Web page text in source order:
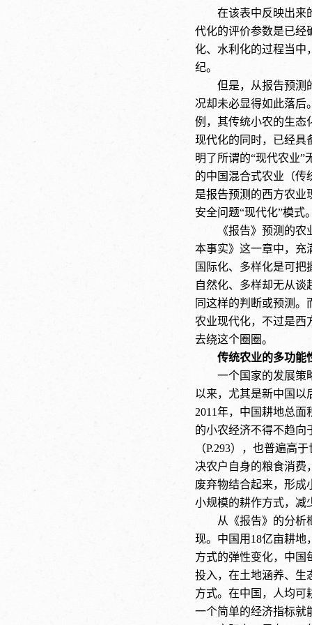
在该表中反映出来
代化的评价参数是已经
化、水利化的过程当中
纪。
但是，从报告预测
况却未必显得如此落后
例，其传统小农的生态
现代化的同时，已经具
明了所谓的“现代农业”
的中国混合式农业（传
是报告预测的西方农业
安全问题“现代化”模
《报告》预测的
本事实》这一章中，充
国际化、多样化是可
自然化、多样却无从
同这样的判断或预测
农业现代化，不过是西
去绕这个圈圈。
传统农业的多功能
一个国家的发展策
以来，尤其是新中国以
2011年，中国耕地总面
的小农经济不得不趋向
（P.293），也普遍高
决农户自身的粮食消费
废弃物结合起来，形成
小规模的耕作方式，减
从《报告》的分析
现。中国用18亿亩耕地
方式的弹性变化，中国
投入，在土地涵养、生
方式。在中国，人均可
一个简单的经济指标就